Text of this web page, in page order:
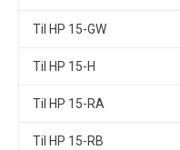
Til HP 15-GW
Til HP 15-H
Til HP 15-RA
Til HP 15-RB